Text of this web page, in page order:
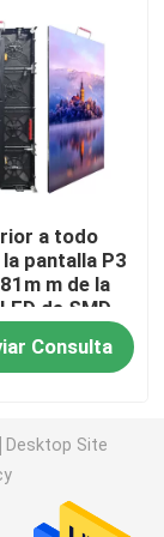
a todo
pantalla P3
m de la
de SMD
Consulta
Desktop Site